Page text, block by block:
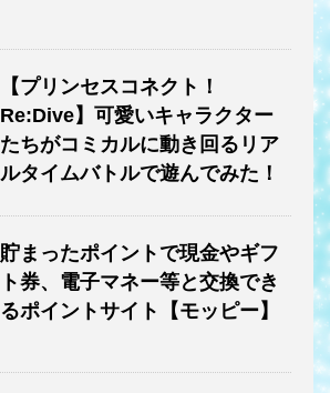
【プリンセスコネクト！
Re:Dive】可愛いキャラクター
たちがコミカルに動き回るリア
ルタイムバトルで遊んでみた！
貯まったポイントで現金やギフ
ト券、電子マネー等と交換でき
るポイントサイト【モッピー】